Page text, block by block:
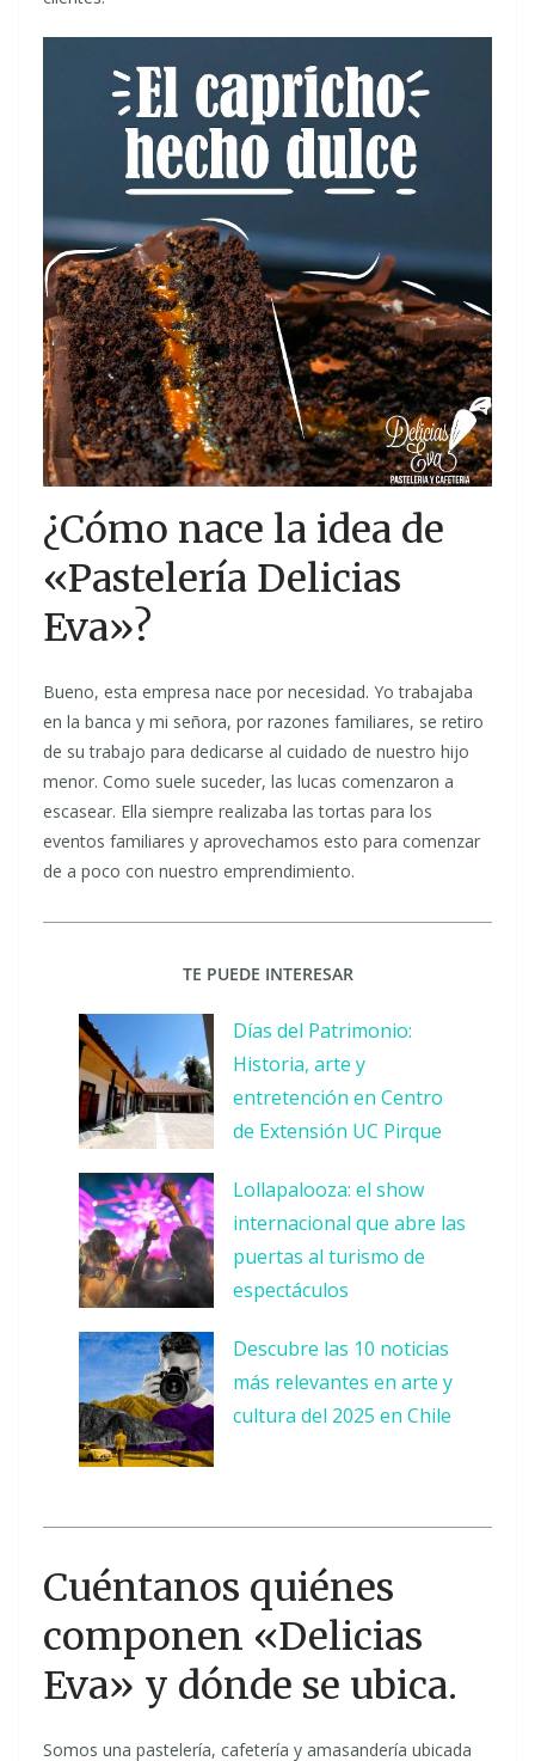
¿Cómo nace la idea de
«Pastelería Delicias
Eva»?
Bueno, esta empresa nace por necesidad. Yo trabajaba
en la banca y mi señora, por razones familiares, se retiro
de su trabajo para dedicarse al cuidado de nuestro hijo
menor. Como suele suceder, las lucas comenzaron a
escasear. Ella siempre realizaba las tortas para los
eventos familiares y aprovechamos esto para comenzar
de a poco con nuestro emprendimiento.
TE PUEDE INTERESAR
Días del Patrimonio:
Historia, arte y
entretención en Centro
de Extensión UC Pirque
Lollapalooza: el show
internacional que abre las
puertas al turismo de
espectáculos
Descubre las 10 noticias
más relevantes en arte y
cultura del 2025 en Chile
Cuéntanos quiénes
componen «Delicias
Eva» y dónde se ubica.
Somos una pastelería, cafetería y amasandería ubicada